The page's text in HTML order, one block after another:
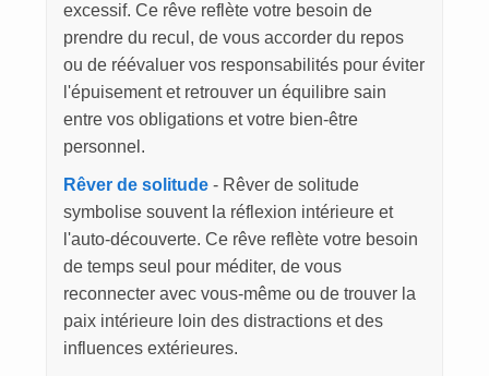
excessif. Ce rêve reflète votre besoin de
prendre du recul, de vous accorder du repos
ou de réévaluer vos responsabilités pour éviter
l'épuisement et retrouver un équilibre sain
entre vos obligations et votre bien-être
personnel.
Rêver de solitude- Rêver de solitude
symbolise souvent la réflexion intérieure et
l'auto-découverte. Ce rêve reflète votre besoin
de temps seul pour méditer, de vous
reconnecter avec vous-même ou de trouver la
paix intérieure loin des distractions et des
influences extérieures.